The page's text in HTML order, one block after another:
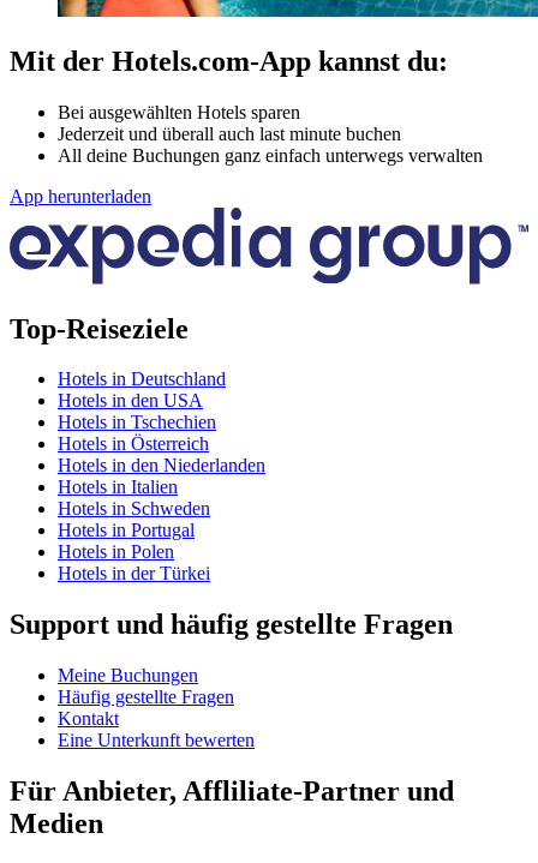
Mit der Hotels.com-App kannst du:
Bei ausgewählten Hotels sparen
Jederzeit und überall auch last minute buchen
All deine Buchungen ganz einfach unterwegs verwalten
App herunterladen
Top-Reiseziele
Hotels in Deutschland
Hotels in den USA
Hotels in Tschechien
Hotels in Österreich
Hotels in den Niederlanden
Hotels in Italien
Hotels in Schweden
Hotels in Portugal
Hotels in Polen
Hotels in der Türkei
Support und häufig gestellte Fragen
Meine Buchungen
Häufig gestellte Fragen
Kontakt
Eine Unterkunft bewerten
Für Anbieter, Affliliate-Partner und
Medien